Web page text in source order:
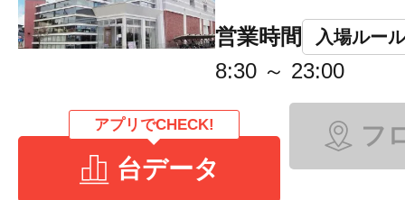
営業時間 入場ルール
8:30 ～ 23:00
アプリでCHECK!
台データ
フ